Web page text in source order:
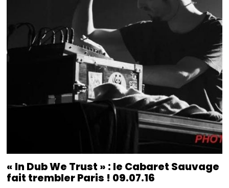
« In Dub We Trust » : le Cabaret Sauvage
fait trembler Paris ! 09.07.16